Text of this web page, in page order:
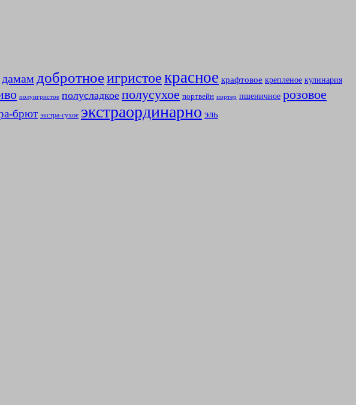
дамам добротноеигристоекрасное крафтовое крепленое кулинария
полуигристое полусладкое полусухое портвейн портер пшеничное розовое
брют экстра-сухое экстраординарно эль